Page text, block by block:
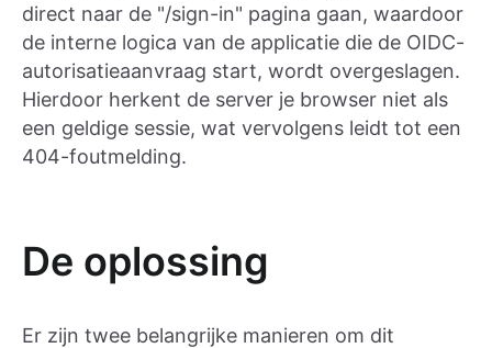
direct naar de "/sign-in" pagina gaan, waardoor
de interne logica van de applicatie die de OIDC-
autorisatieaanvraag start, wordt overgeslagen.
Hierdoor herkent de server je browser niet als
een geldige sessie, wat vervolgens leidt tot een
404-foutmelding.
De oplossing
Er zijn twee belangrijke manieren om dit